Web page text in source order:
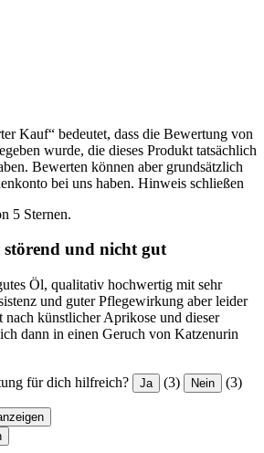
Kauf“ bedeutet, dass die Bewertung von
wurde, die dieses Produkt tatsächlich
Bewerten können aber grundsätzlich
bei uns haben. Hinweis schließen
5 Sternen.
störend und nicht gut
Öl, qualitativ hochwertig mit sehr
und guter Pflegewirkung aber leider
nach künstlicher Aprikose und dieser
dann in einen Geruch von Katzenurin
für dich hilfreich? Ja (3) Nein (3)